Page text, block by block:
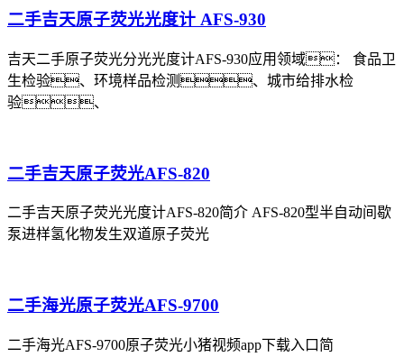
二手吉天原子荧光光度计 AFS-930
吉天二手原子荧光分光光度计AFS-930应用领域： 食品卫
生检验、环境样品检测、城市给排水检
验、
二手吉天原子荧光AFS-820
二手吉天原子荧光光度计AFS-820简介 AFS-820型半自动间歇
泵进样氢化物发生双道原子荧光
二手海光原子荧光AFS-9700
二手海光AFS-9700原子荧光小猪视频app下载入口简